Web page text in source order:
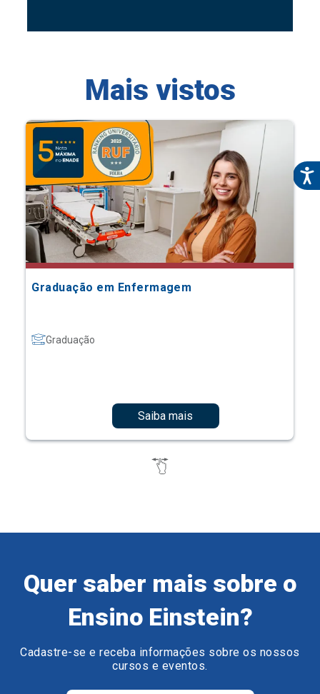
Mais vistos
Graduação em Enfermagem
Graduação
Saiba mais
Quer saber mais sobre o
Ensino Einstein?
Cadastre-se e receba informações sobre os nossos
cursos e eventos.